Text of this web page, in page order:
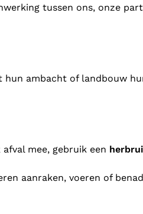
tussen ons, onze
ambacht of landbouw
mee, gebruik een
aanraken, voeren of